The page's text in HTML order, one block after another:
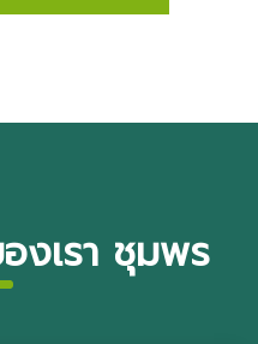
งเรา ชุมพร